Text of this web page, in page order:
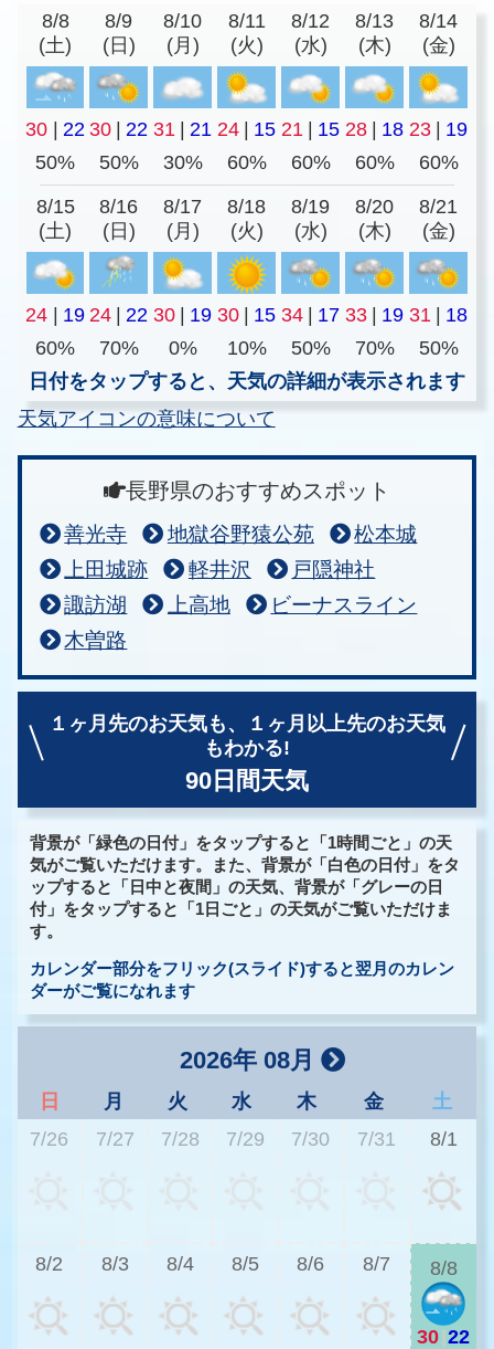
8/8
(土)
8/9
(日)
8/10
(月)
8/11
(火)
8/12
(水)
8/13
(木)
8/14
(金)
30 | 22 30 | 22 31 | 21 24 | 15 21 | 15 28 | 18 23 | 19
50%
50% 30% 60% 60% 60% 60%
8/15
(土)
8/16
(日)
8/17
(月)
8/18
(火)
8/19
(水)
8/20
(木)
8/21
(金)
24 | 19 24 | 22 30 | 19 30 | 15 34 | 17 33 | 19 31 | 18
60%
70% 0% 10% 50% 70%
50%
日付をタップすると、天気の詳細が表示されます
天気アイコンの意味について
長野県のおすすめスポット
善光寺 地獄谷野猿公苑
松本城
上田城跡
軽井沢
戸隠神社
諏訪湖
上高地
ビーナスライン
木曽路
１ヶ月先のお天気も、
１ヶ月以上先のお天気
もわかる!
90日間天気
背景が「緑色の日付」をタップすると「1時間ごと」の天
気がご覧いただけます。また、背景が「白色の日付」をタ
ップすると「日中と夜間」の天気、背景が「グレーの日
付」をタップすると「1日ごと」の天気がご覧いただけま
す。
カレンダー部分をフリック(スライド)すると翌月のカレン
ダーがご覧になれます
2026年 08月
日 月 火 水 木 金
土
7/26
7/27 7/28 7/29 7/30 7/31 8/1
8/2 8/3 8/4 8/5 8/6 8/7 8/8
30 22